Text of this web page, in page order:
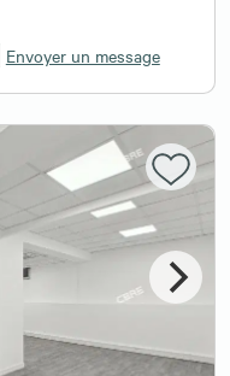
Envoyer un message